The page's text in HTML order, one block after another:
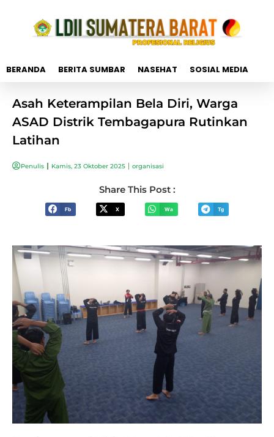
BERANDA BERITA SUMBAR NASEHAT SOSIAL MEDIA
Asah Keterampilan Bela Diri, Warga
ASAD Distrik Tembagapura Rutinkan
Latihan
Penulis Kamis, 23 Oktober 2025 organisasi
Share This Post :
Fb X Wa Tg